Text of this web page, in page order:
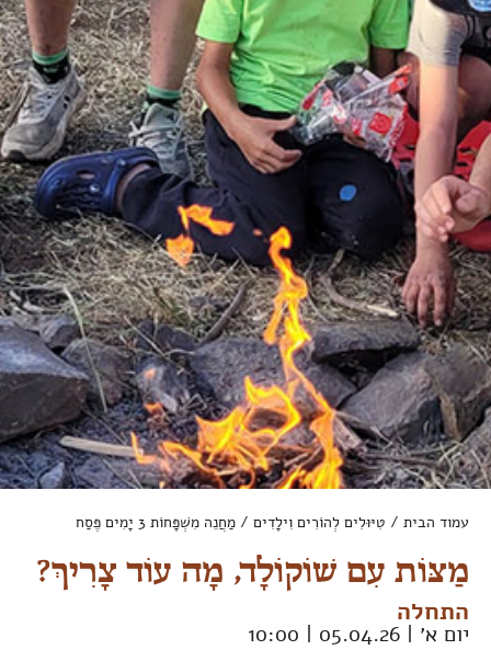
עמוד הבית / טִיּוּלִים לְהוֹרִים וִילָדִים / מַחֲנֵה מִשְׁפָּחוֹת 3 יָמִים פֶּסַח
מַצּוֹת עִם שׁוֹקוֹלָד, מָה עוֹד צָרִיךְ?
התחלה
יום א׳ | 05.04.26 | 10:00